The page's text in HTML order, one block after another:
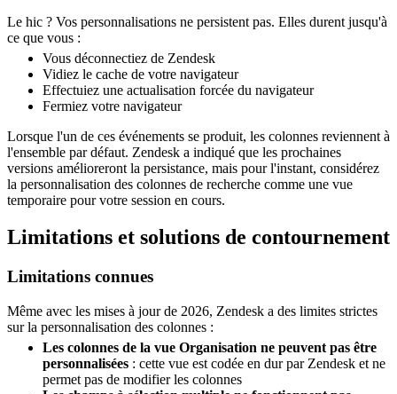
Le hic ? Vos personnalisations ne persistent pas. Elles durent jusqu'à
ce que vous :
Vous déconnectiez de Zendesk
Vidiez le cache de votre navigateur
Effectuiez une actualisation forcée du navigateur
Fermiez votre navigateur
Lorsque l'un de ces événements se produit, les colonnes reviennent à
l'ensemble par défaut. Zendesk a indiqué que les prochaines
versions amélioreront la persistance, mais pour l'instant, considérez
la personnalisation des colonnes de recherche comme une vue
temporaire pour votre session en cours.
Limitations et solutions de contournement
Limitations connues
Même avec les mises à jour de 2026, Zendesk a des limites strictes
sur la personnalisation des colonnes :
Les colonnes de la vue Organisation ne peuvent pas être
personnalisées : cette vue est codée en dur par Zendesk et ne
permet pas de modifier les colonnes